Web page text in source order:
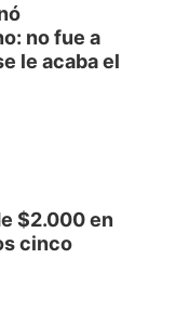
no fue a
le acaba el
$2.000 en
cinco